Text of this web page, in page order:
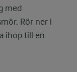
med
Rör ner i
ihop till en